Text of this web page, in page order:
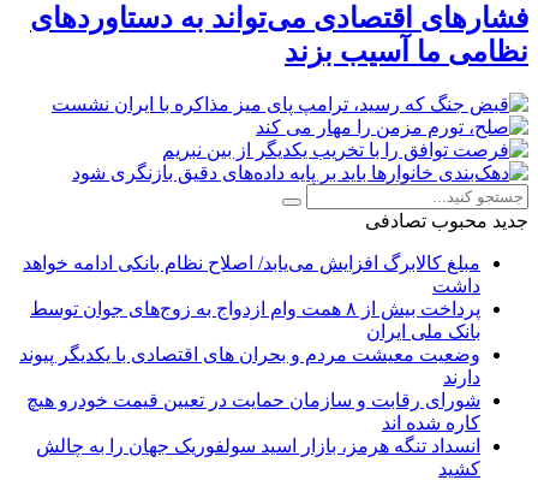
فشارهای اقتصادی می‌تواند به دستاوردهای
نظامی ما آسیب بزند
جدید محبوب تصادفی
مبلغ کالابرگ افزایش می‌یابد/ اصلاح نظام بانکی ادامه خواهد
داشت
پرداخت بیش از ۸ همت وام ازدواج به زوج‌های جوان توسط
بانک ملی ایران
وضعیت معیشت مردم و بحران های اقتصادی با یکدیگر پیوند
دارند
شورای رقابت و سازمان حمایت در تعیین قیمت خودرو هیچ
کاره شده اند
انسداد تنگه هرمز، بازار اسید سولفوریک جهان را به چالش
کشید